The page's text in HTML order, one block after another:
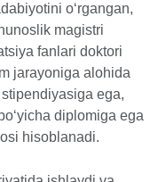
o‘rgangan,
magistri
fanlari doktori
jarayoniga alohida
ega,
diplomiga ega
hisoblanadi.